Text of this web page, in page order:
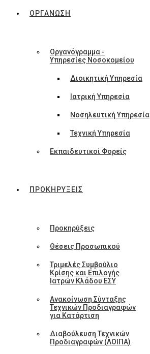
ΟΡΓΑΝΩΣΗ
Οργανόγραμμα -
Υπηρεσίες Νοσοκομείου
Διοικητική Υπηρεσία
Ιατρική Υπηρεσία
Νοσηλευτική Υπηρεσία
Τεχνική Υπηρεσία
Εκπαιδευτικοί Φορείς
ΠΡΟΚΗΡΥΞΕΙΣ
Προκηρύξεις
Θέσεις Προσωπικού
Τριμελές Συμβούλιο
Κρίσης και Επιλογής
Ιατρών Κλάδου ΕΣΥ
Ανακοίνωση Σύνταξης
Τεχνικών Προδιαγραφών
για Κατάρτιση
Διαβούλευση Τεχνικών
Προδιαγραφών (ΛΟΙΠΑ)